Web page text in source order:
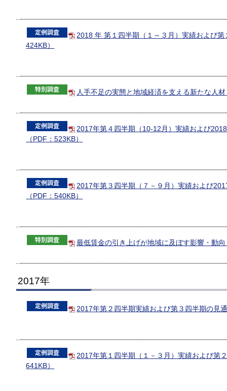
2018 年 第１四半期（１～３月）実績および
424KB）
人手不足の実態と地域経済を支える新たな人
2017年第４四半期（10-12月）実績および
（PDF：523KB）
2017年第３四半期（７－９月）実績および
（PDF：540KB）
最低賃金の引き上げが地域に及ぼす影響・動
2017年
2017年第２四半期実績および第３四半期の見
2017年第１四半期（１－３月）実績および第
641KB）